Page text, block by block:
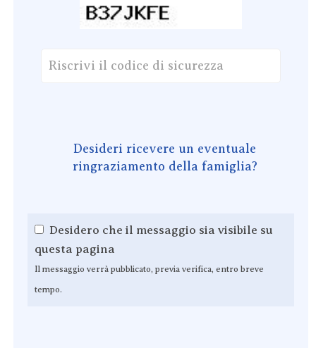
Desideri ricevere un eventuale
ringraziamento della famiglia?
Desidero che il messaggio sia visibile su
questa pagina
Il messaggio verrà pubblicato, previa verifica, entro breve
tempo.